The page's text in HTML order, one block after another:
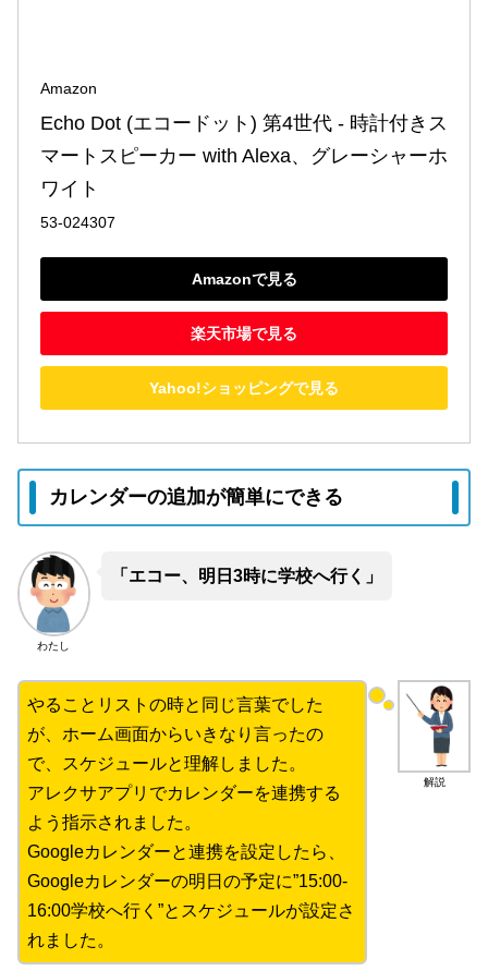
Amazon
Echo Dot (エコードット) 第4世代 - 時計付きス
マートスピーカー with Alexa、グレーシャーホ
ワイト
53-024307
Amazonで見る
楽天市場で見る
Yahoo!ショッピングで見る
カレンダーの追加が簡単にできる
わたし
「エコー、明日3時に学校へ行く」
解説
やることリストの時と同じ言葉でした
が、ホーム画面からいきなり言ったの
で、スケジュールと理解しました。
アレクサアプリでカレンダーを連携する
よう指示されました。
Googleカレンダーと連携を設定したら、
Googleカレンダーの明日の予定に”15:00-
16:00学校へ行く”とスケジュールが設定さ
れました。